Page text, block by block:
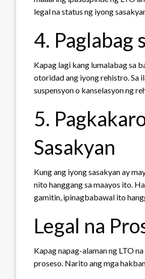
legal na status ng iyong
4. Paglabag
Kapag lagi kang lumalabag sa
otoridad ang iyong rehistro. Sa
suspensyon o kanselasyon ng
5.
Sasakyan
Kung ang iyong sasakyan ay
nito hanggang sa maayos ito.
gamitin, ipinagbabawal ito
Legal na
Kapag napag-alaman ng LTO
proseso. Narito ang mga